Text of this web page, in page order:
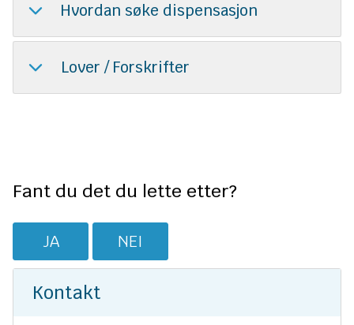
Hvordan søke dispensasjon
Lover / Forskrifter
Fant du det du lette etter?
JA NEI
Kontakt